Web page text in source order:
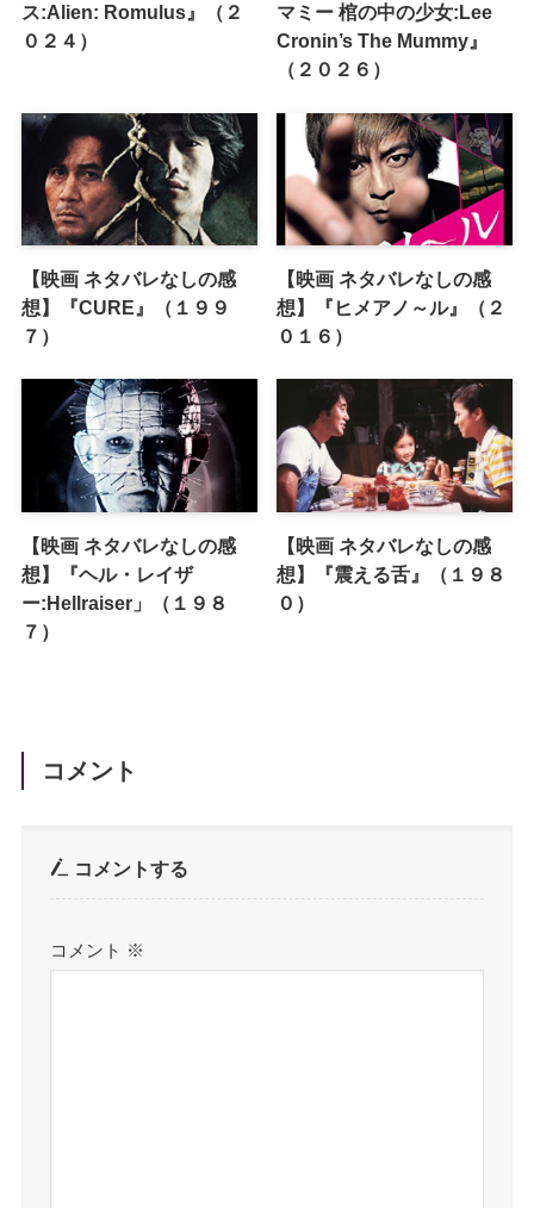
ス:Alien: Romulus』（２
０２４）
マミー 棺の中の少女:Lee
Cronin’s The Mummy』
（２０２６）
【映画 ネタバレなしの感
想】『CURE』（１９９
７）
【映画 ネタバレなしの感
想】『ヒメアノ～ル』（２
０１６）
【映画 ネタバレなしの感
想】『ヘル・レイザ
ー:Hellraiser」（１９８
７）
【映画 ネタバレなしの感
想】『震える舌』（１９８
０）
コメント
コメントする
コメント ※